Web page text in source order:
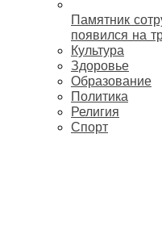
Памятник
появился на
Культура
Здоровье
Образование
Политика
Религия
Спорт